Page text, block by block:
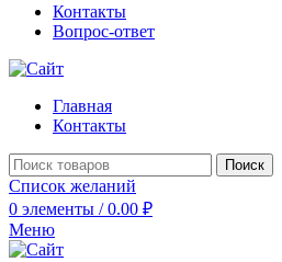
Контакты
Вопрос-ответ
Главная
Контакты
Поиск
Список желаний
0 элементы / 0.00 ₽
Меню